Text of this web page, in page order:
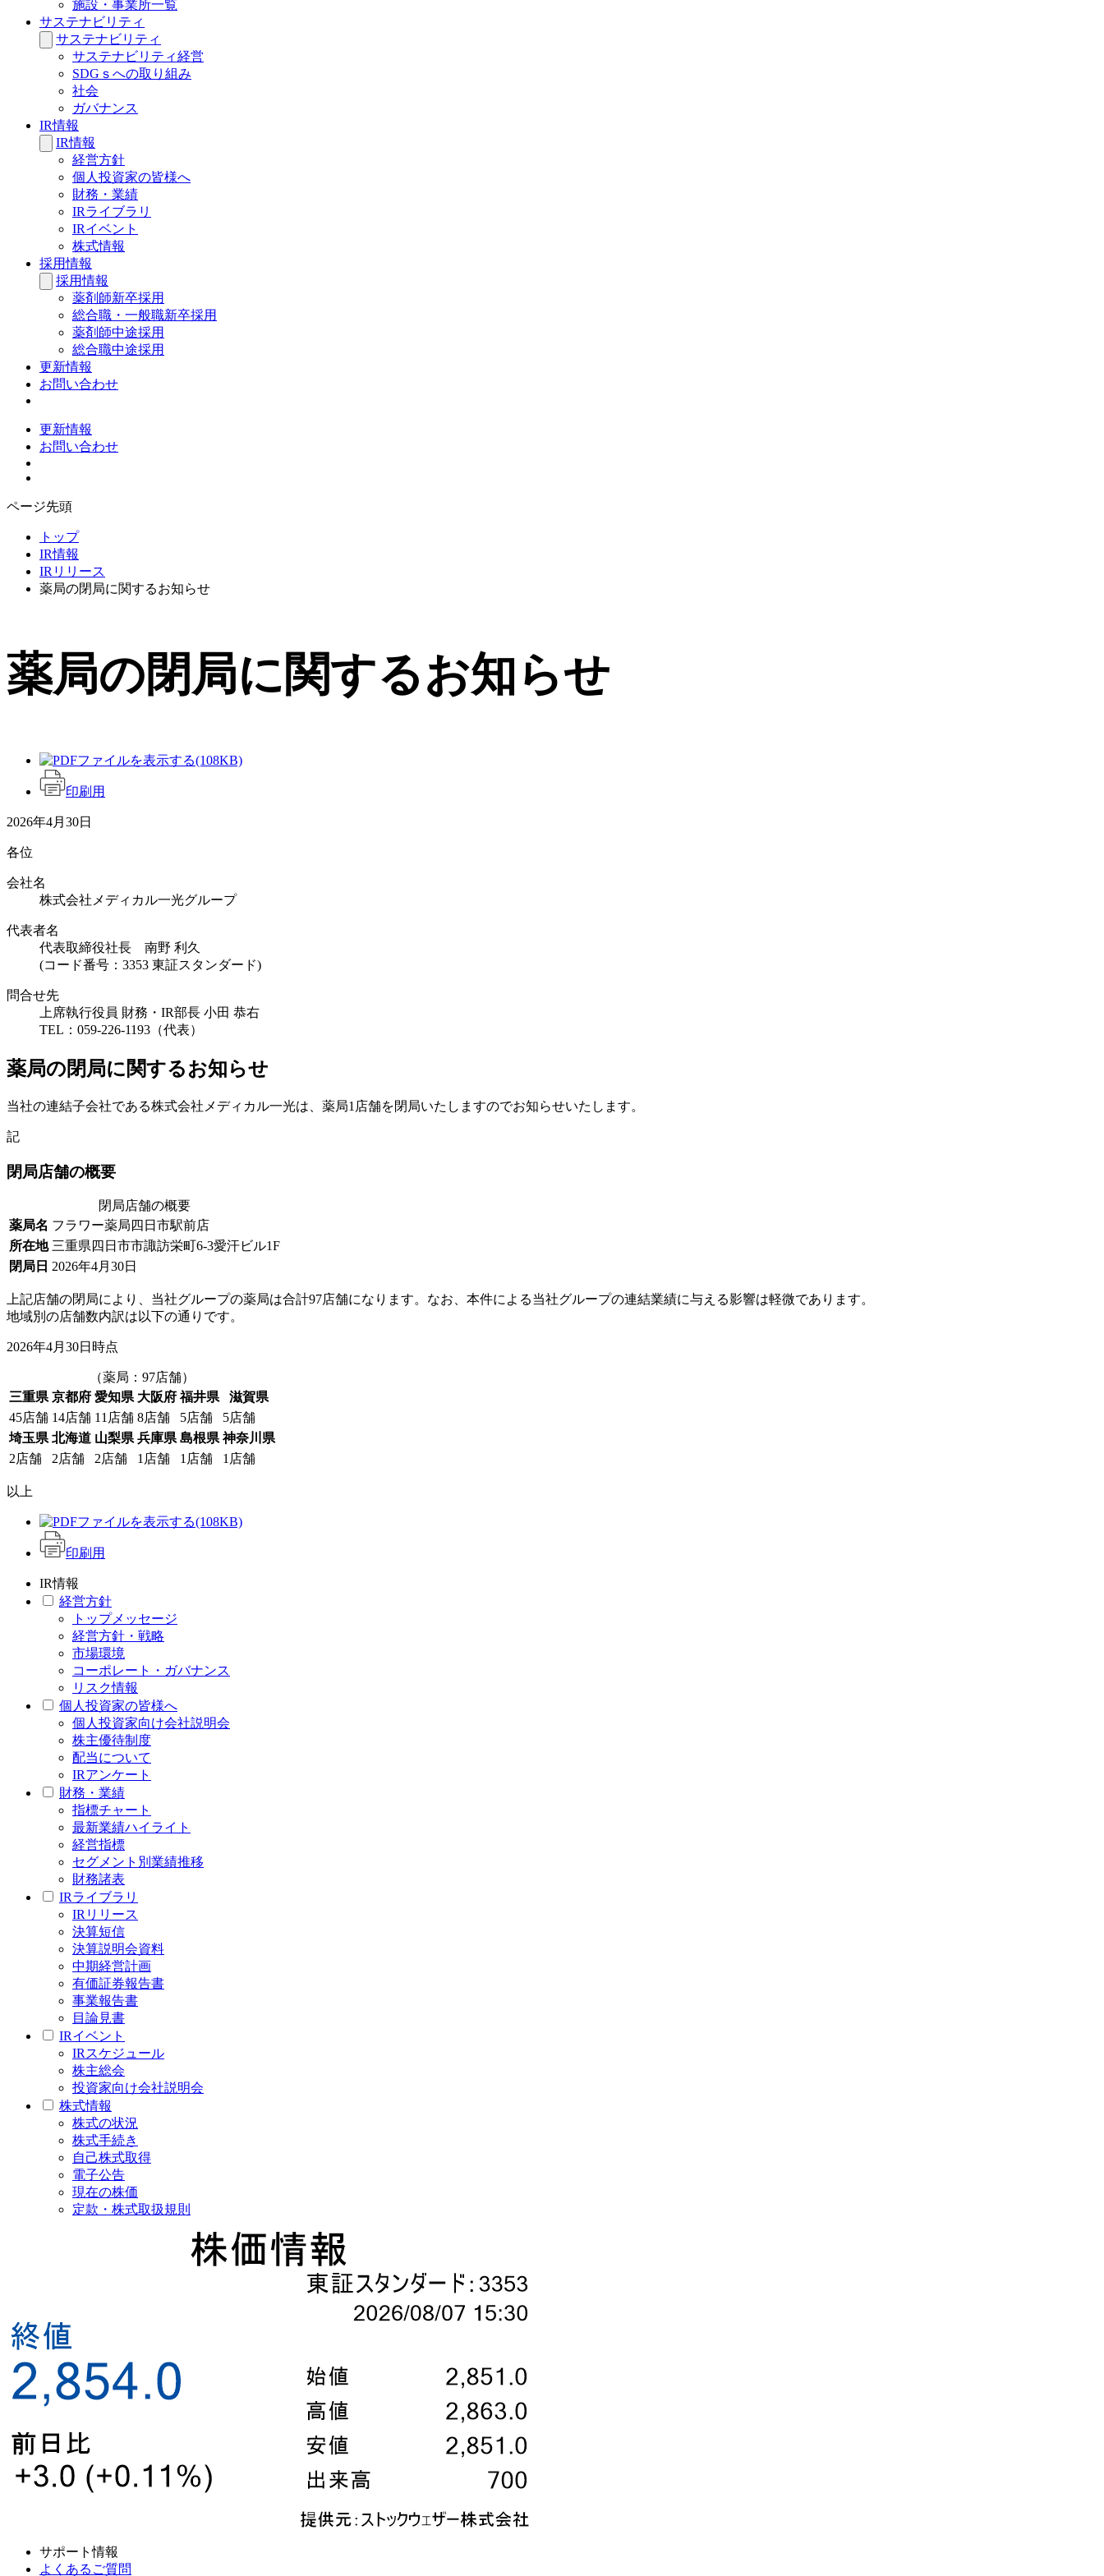
施設・事業所一覧
サステナビリティ
サステナビリティ
サステナビリティ経営
SDGｓへの取り組み
社会
ガバナンス
IR情報
IR情報
経営方針
個人投資家の皆様へ
財務・業績
IRライブラリ
IRイベント
株式情報
採用情報
採用情報
薬剤師新卒採用
総合職・一般職新卒採用
薬剤師中途採用
総合職中途採用
更新情報
お問い合わせ
更新情報
お問い合わせ
ページ先頭
トップ
IR情報
IRリリース
薬局の閉局に関するお知らせ
薬局の閉局に関するお知らせ
(108KB)
印刷用
2026年4月30日
各位
会社名
株式会社メディカル一光グループ
代表者名
代表取締役社長 南野 利久
(コード番号：3353 東証スタンダード)
問合せ先
上席執行役員 財務・IR部長 小田 恭右
TEL：059-226-1193（代表）
薬局の閉局に関するお知らせ
当社の連結子会社である株式会社メディカル一光は、薬局1店舗を閉局いたしますのでお知らせいたします。
記
閉局店舗の概要
閉局店舗の概要
薬局名 フラワー薬局四日市駅前店
所在地 三重県四日市市諏訪栄町6-3愛汗ビル1F
閉局日 2026年4月30日
上記店舗の閉局により、当社グループの薬局は合計97店舗になります。なお、本件による当社グループの連結業績に与える影響は軽微であります。
地域別の店舗数内訳は以下の通りです。
2026年4月30日時点
（薬局：97店舗）
三重県 京都府 愛知県 大阪府 福井県
滋賀県
45店舗 14店舗 11店舗 8店舗 5店舗
5店舗
埼玉県 北海道 山梨県 兵庫県 島根県 神奈川県
2店舗
2店舗 2店舗 1店舗 1店舗 1店舗
以上
(108KB)
印刷用
IR情報
経営方針
トップメッセージ
経営方針・戦略
市場環境
コーポレート・ガバナンス
リスク情報
個人投資家の皆様へ
個人投資家向け会社説明会
株主優待制度
配当について
IRアンケート
財務・業績
指標チャート
最新業績ハイライト
経営指標
セグメント別業績推移
財務諸表
IRライブラリ
IRリリース
決算短信
決算説明会資料
中期経営計画
有価証券報告書
事業報告書
目論見書
IRイベント
IRスケジュール
株主総会
投資家向け会社説明会
株式情報
株式の状況
株式手続き
自己株式取得
電子公告
現在の株価
定款・株式取扱規則
サポート情報
よくあるご質問